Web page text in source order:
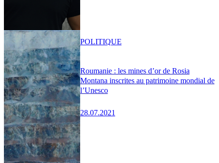
Roumanie : les mines d’or de Rosia
Montana inscrites au patrimoine mondial de
l’Unesco
28.07.2021
POLITIQUE